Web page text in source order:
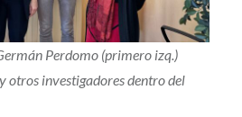
Perdomo (primero izq.)
otros investigadores dentro del